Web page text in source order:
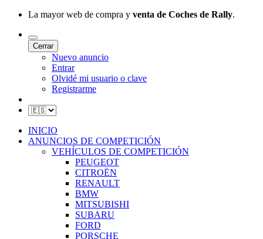
La mayor web de compra y venta de Coches de Rally.
Cerrar
Nuevo anuncio
Entrar
Olvidé mi usuario o clave
Registrarme
INICIO
ANUNCIOS DE COMPETICIÓN
VEHÍCULOS DE COMPETICIÓN
PEUGEOT
CITROËN
RENAULT
BMW
MITSUBISHI
SUBARU
FORD
PORSCHE